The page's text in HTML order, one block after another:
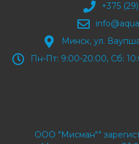
+375
Минск, ул.
Пн-Пт: 9:00-20:00, Сб:
ООО "Мисман""